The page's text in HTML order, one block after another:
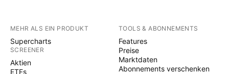
MEHR ALS EIN PRODUKT
Supercharts
SCREENER
Aktien
ETFs
TOOLS & ABONNEMENTS
Features
Preise
Marktdaten
Abonnements verschenken